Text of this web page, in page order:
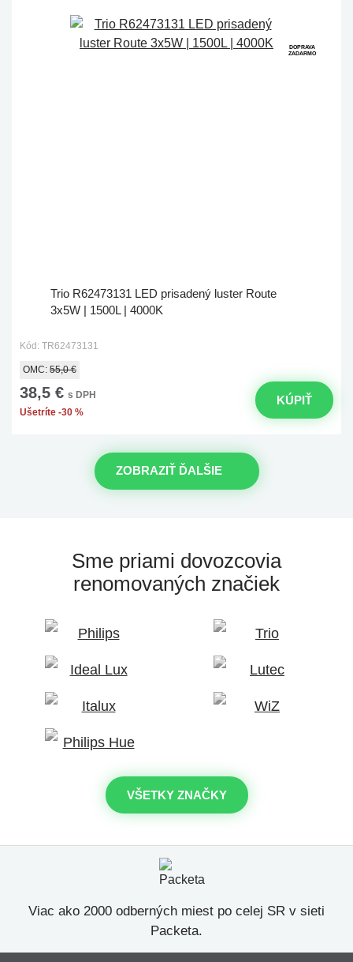
DOPRAVA
ZADARMO
Trio R62473131 LED prisadený luster Route
3x5W | 1500L | 4000K
Kód: TR62473131
OMC: 55,0 €
38,5 € s DPH
Ušetríte -30 %
KÚPIŤ
ZOBRAZIŤ ĎALŠIE
Sme priami dovozcovia
renomovaných značiek
VŠETKY ZNAČKY
Viac ako 2000 odberných miest po celej SR v sieti
Packeta.